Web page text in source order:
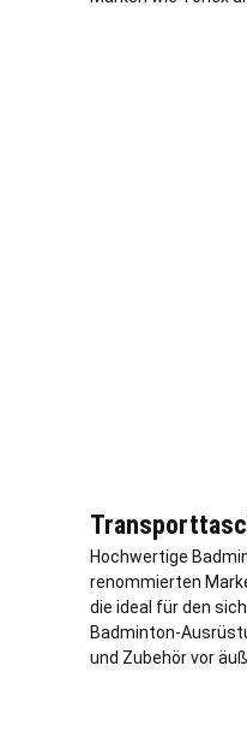
Hochwertige
renommierten
die ideal für den
Badminton-
und Zubehör vor